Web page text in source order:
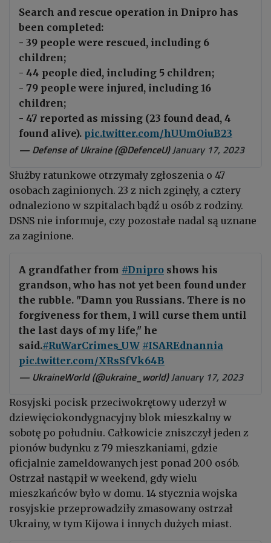
Search and rescue operation in Dnipro has
been completed:
- 39 people were rescued, including 6
children;
- 44 people died, including 5 children;
- 79 people were injured, including 16
children;
- 47 reported as missing (23 found dead, 4
found alive). pic.twitter.com/hUUmOiuB23
— Defense of Ukraine (@DefenceU)January 17, 2023
Służby ratunkowe otrzymały zgłoszenia o 47
osobach zaginionych. 23 z nich zginęły, a cztery
odnaleziono w szpitalach bądź u osób z rodziny.
DSNS nie informuje, czy pozostałe nadal są uznane
za zaginione.
A grandfather from #Dnipro shows his
grandson, who has not yet been found under
the rubble. "Damn you Russians. There is no
forgiveness for them, I will curse them until
the last days of my life," he
said.#RuWarCrimes_UW #ISAREdnannia
pic.twitter.com/XRsSfVk64B
— UkraineWorld (@ukraine_world)January 17, 2023
Rosyjski pocisk przeciwokrętowy uderzył w
dziewięciokondygnacyjny blok mieszkalny w
sobotę po południu. Całkowicie zniszczył jeden z
pionów budynku z 79 mieszkaniami, gdzie
oficjalnie zameldowanych jest ponad 200 osób.
Ostrzał nastąpił w weekend, gdy wielu
mieszkańców było w domu. 14 stycznia wojska
rosyjskie przeprowadziły zmasowany ostrzał
Ukrainy, w tym Kijowa i innych dużych miast.